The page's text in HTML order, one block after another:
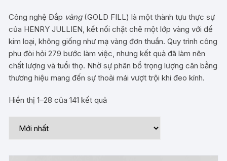
Công nghệ Đắp vàng(GOLD FILL) là một thành tựu thực sự
của HENRY JULLIEN, kết nối chặt chẽ một lớp vàng với đế
kim loại, không giống như mạ vàng đơn thuần. Quy trình công
phu đòi hỏi 279 bước làm việc, nhưng kết quả đã làm nên
chất lượng và tuổi thọ. Nhờ sự phân bổ trọng lượng cân bằng
thương hiệu mang đến sự thoải mái vượt trội khi đeo kính.
Hiển thị 1–28 của 141 kết quả